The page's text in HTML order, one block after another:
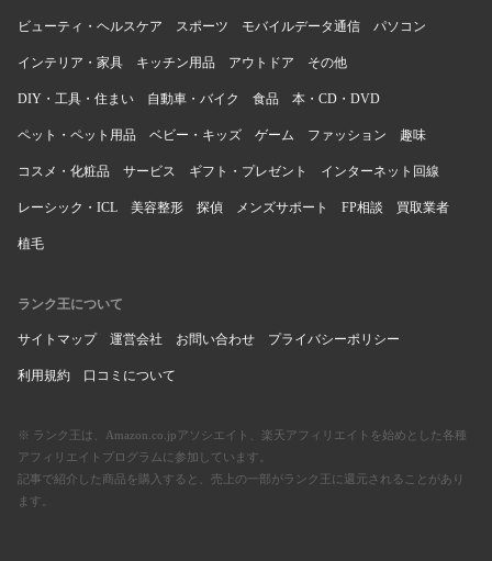
ビューティ・ヘルスケア スポーツ モバイルデータ通信 パソコン
インテリア・家具 キッチン用品 アウトドア その他
DIY・工具・住まい 自動車・バイク 食品 本・CD・DVD
ペット・ペット用品 ベビー・キッズ ゲーム ファッション 趣味
コスメ・化粧品 サービス ギフト・プレゼント インターネット回線
レーシック・ICL 美容整形 探偵 メンズサポート FP相談 買取業者
植毛
ランク王について
サイトマップ 運営会社 お問い合わせ プライバシーポリシー
利用規約 口コミについて
※ ランク王は、Amazon.co.jpアソシエイト、楽天アフィリエイトを始めとした各種
アフィリエイトプログラムに参加しています。
記事で紹介した商品を購入すると、売上の一部がランク王に還元されることがあり
ます。